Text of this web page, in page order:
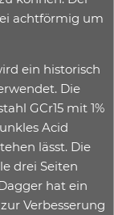
achtförmig um
ein historisch
Die
GCr15 mit 1%
Acid
lässt. Die
drei Seiten
hat ein
Verbesserung